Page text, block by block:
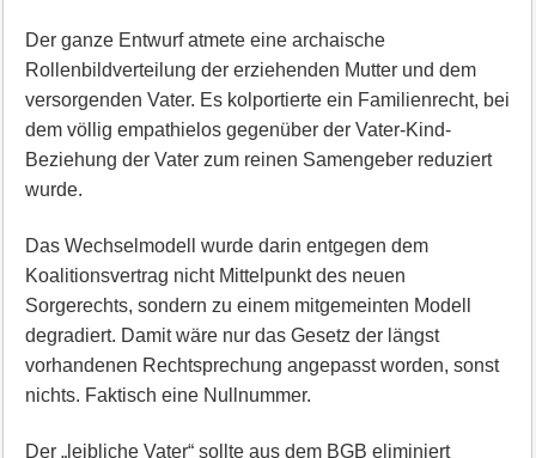
Der ganze Entwurf atmete eine archaische
Rollenbildverteilung der erziehenden Mutter und dem
versorgenden Vater. Es kolportierte ein Familienrecht, bei
dem völlig empathielos gegenüber der Vater-Kind-
Beziehung der Vater zum reinen Samengeber reduziert
wurde.
Das Wechselmodell wurde darin entgegen dem
Koalitionsvertrag nicht Mittelpunkt des neuen
Sorgerechts, sondern zu einem mitgemeinten Modell
degradiert. Damit wäre nur das Gesetz der längst
vorhandenen Rechtsprechung angepasst worden, sonst
nichts. Faktisch eine Nullnummer.
Der „leibliche Vater“ sollte aus dem BGB eliminiert